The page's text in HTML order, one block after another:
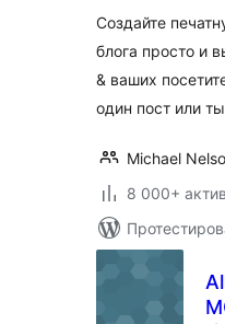
Создайте
блога просто и
& ваших
один пост или
Michael
8 000+